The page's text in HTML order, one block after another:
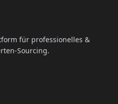
für professionelles &
Sourcing.